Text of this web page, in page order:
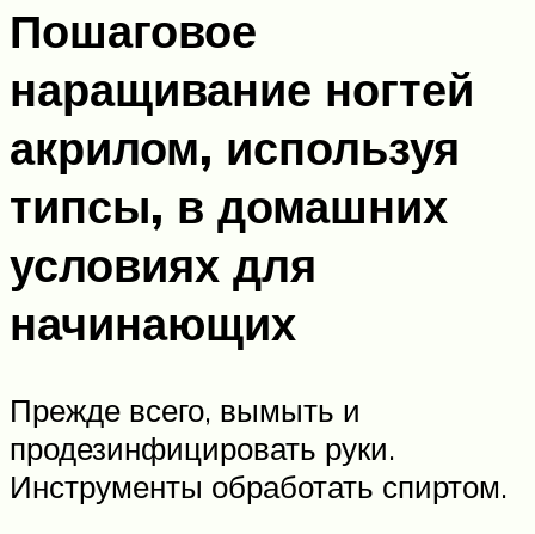
Пошаговое
наращивание ногтей
акрилом, используя
типсы, в домашних
условиях для
начинающих
Прежде всего, вымыть и
продезинфицировать руки.
Инструменты обработать спиртом.